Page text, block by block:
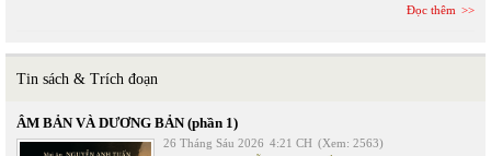
Đọc thêm
Tin sách & Trích đoạn
ÂM BẢN VÀ DƯƠNG BẢN (phần 1)
26 Tháng Sáu 2026 4:21 CH (Xem: 2563)